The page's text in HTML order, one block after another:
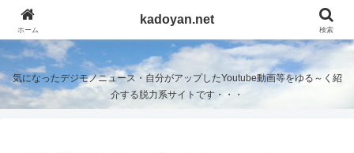
kadoyan.net
気になったデジモノニュース・自分がアップしたYoutube動画等をゆる～く紹
介する脱力系サイトです・・・
ホーム
kadoyan.net
検索